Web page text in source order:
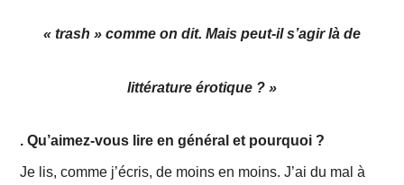
« trash » comme on dit. Mais peut-il s’agir là de
littérature érotique ? »
. Qu’aimez-vous lire en général et pourquoi ?
Je lis, comme j’écris, de moins en moins. J’ai du mal à